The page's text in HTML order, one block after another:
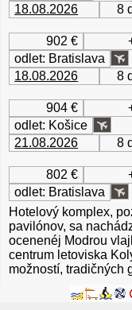
18.08.2026
8
902 €
odlet: Bratislava
18.08.2026
8
904 €
odlet: Košice
21.08.2026
8
802 €
odlet: Bratislava
Hotelový komplex,
pavilónov, sa
ocenenéj Modrou
centrum letoviska
možností, tradičných